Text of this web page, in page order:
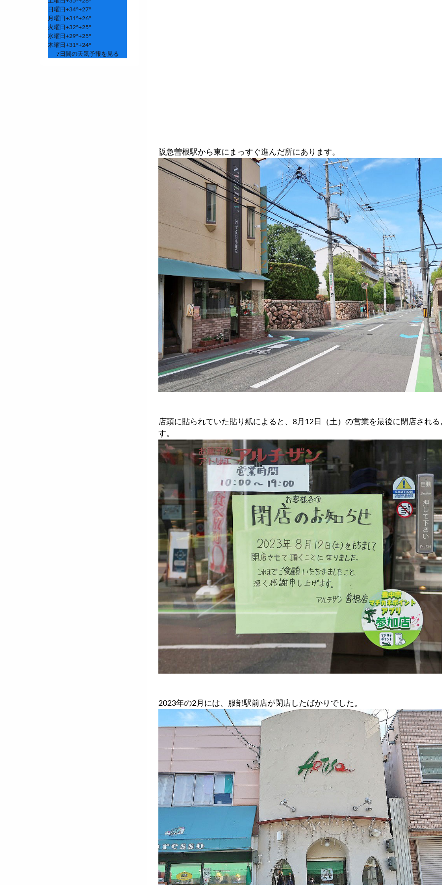
阪急曽根駅から東にまっすぐ進んだ所にあります。
店頭に貼られていた貼り紙によると、8月12日（土）の営業を最後に閉店される
す。
2023年の2月には、服部駅前店が閉店したばかりでした。
日曜日 +34°+27°
月曜日 +31°+26°
火曜日 +32°+25°
水曜日 +29°+25°
木曜日 +31°+24°
7日間の天気予報を見る